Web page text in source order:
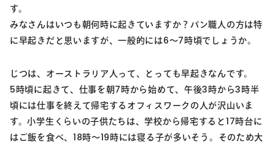
す。
みなさんはいつも朝何時に起きていますか？パン職人の方は特
に早起きだと思いますが、一般的には6～7時頃でしょうか。
じつは、オーストラリア人って、とっても早起きなんです。
5時頃に起きて、仕事を朝7時から始めて、午後3時から3時半
頃には仕事を終えて帰宅するオフィスワークの人が沢山いま
す。小学生くらいの子供たちは、学校から帰宅すると17時台に
はご飯を食べ、18時～19時には寝る子が多いそう。そのため大